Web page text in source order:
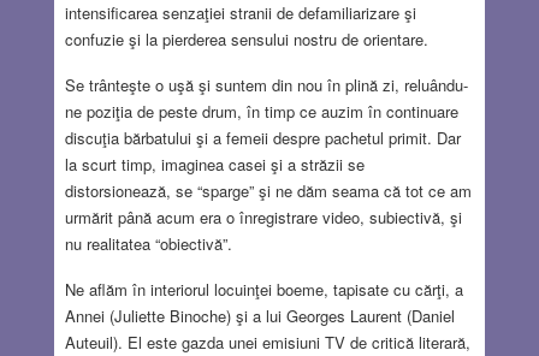
intensificarea senzaţiei stranii de defamiliarizare şi
confuzie şi la pierderea sensului nostru de orientare.
Se trânteşte o uşă şi suntem din nou în plină zi, reluându-
ne poziţia de peste drum, în timp ce auzim în continuare
discuţia bărbatului şi a femeii despre pachetul primit. Dar
la scurt timp, imaginea casei şi a străzii se
distorsionează, se “sparge” şi ne dăm seama că tot ce am
urmărit până acum era o înregistrare video, subiectivă, şi
nu realitatea “obiectivă”.
Ne aflăm în interiorul locuinţei boeme, tapisate cu cărţi, a
Annei (Juliette Binoche) şi a lui Georges Laurent (Daniel
Auteuil). El este gazda unei emisiuni TV de critică literară,